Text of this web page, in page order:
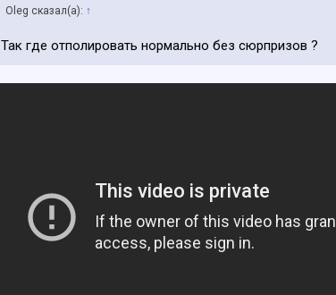
Oleg сказал(а): ↑
Так где отполировать нормально без сюрпризов ?